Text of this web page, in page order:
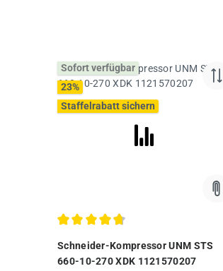
Sofort verfügbar
23%
Staffelrabatt sichern
Schneider-Kompressor UNM STS
660-10-270 XDK 1121570207